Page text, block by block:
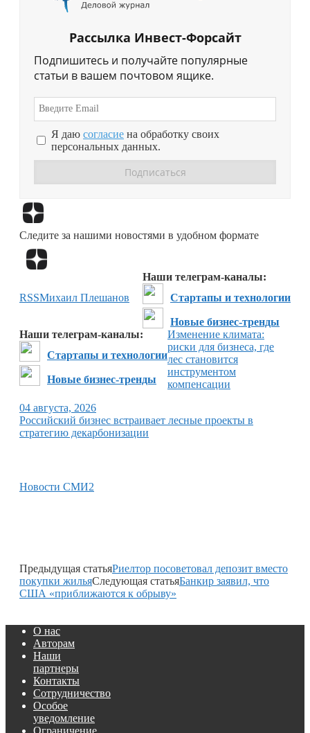
Рассылка Инвест-Форсайт
Подпишитесь и получайте популярные
статьи в вашем почтовом ящике.
Я даю согласие на обработку своих
персональных данных.
Следите за нашими новостями в удобном формате
Наши телеграм-каналы:
Стартапы и технологии
Новые бизнес-тренды
Наши телеграм-каналы:
Стартапы и технологии
Новые бизнес-тренды
RSSМихаил Плешанов
Изменение климата:
риски для бизнеса, где
лес становится
инструментом
компенсации
04 августа, 2026
Российский бизнес встраивает лесные проекты в
стратегию декарбонизации
Новости СМИ2
Предыдущая статьяРиелтор посоветовал депозит вместо
покупки жильяСледующая статьяБанкир заявил, что
США «приближаются к обрыву»
О нас
Авторам
Наши
партнеры
Контакты
Сотрудничество
Особое
уведомление